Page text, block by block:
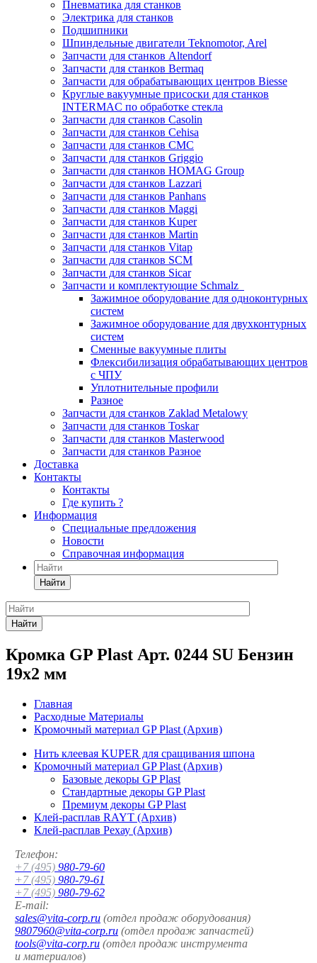
Пневматика для станков
Электрика для станков
Подшипники
Шпиндельные двигатели Teknomotor, Arel
Запчасти для станков Altendorf
Запчасти для станков Bermaq
Запчасти для обрабатывающих центров Biesse
Круглые вакуумные присоски для станков
INTERMAC по обработке стекла
Запчасти для станков Casolin
Запчасти для станков Cehisa
Запчасти для станков CMC
Запчасти для станков Griggio
Запчасти для станков HOMAG Group
Запчасти для станков Lazzari
Запчасти для станков Panhans
Запчасти для станков Maggi
Запчасти для станков Kuper
Запчасти для станков Martin
Запчасти для станков Vitap
Запчасти для станков SCM
Запчасти для станков Sicar
Запчасти и комплектующие Schmalz
Зажимное оборудование для одноконтурных
систем
Зажимное оборудование для двухконтурных
систем
Сменные вакуумные плиты
Флексибилизация обрабатывающих центров
с ЧПУ
Уплотнительные профили
Разное
Запчасти для станков Zaklad Metalowy
Запчасти для станков Toskar
Запчасти для станков Masterwood
Запчасти для станков Разное
Доставка
Контакты
Контакты
Где купить ?
Информация
Специальные предложения
Новости
Справочная информация
Найти
Найти
Кромка GP Plast Арт. 0244 SU Бензин
19x2 мм
Главная
Расходные Материалы
Кромочный материал GP Plast (Архив)
Нить клеевая KUPER для сращивания шпона
Кромочный материал GP Plast (Архив)
Базовые декоры GP Plast
Стандартные декоры GP Plast
Премиум декоры GP Plast
Клей-расплав RAYT (Архив)
Клей-расплав Рехау (Архив)
Телефон:
+7 (495) 980-79-60
+7 (495) 980-79-61
+7 (495) 980-79-62
E-mail:
sales@vita-corp.ru (отдел продаж оборудования)
9807960@vita-corp.ru (отдел продаж запчастей)
tools@vita-corp.ru (отдел продаж инструмента
и материалов)